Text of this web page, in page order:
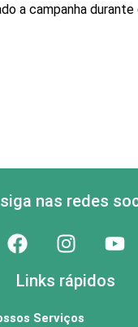
a campanha
nas redes
Links rápidos
Serviços